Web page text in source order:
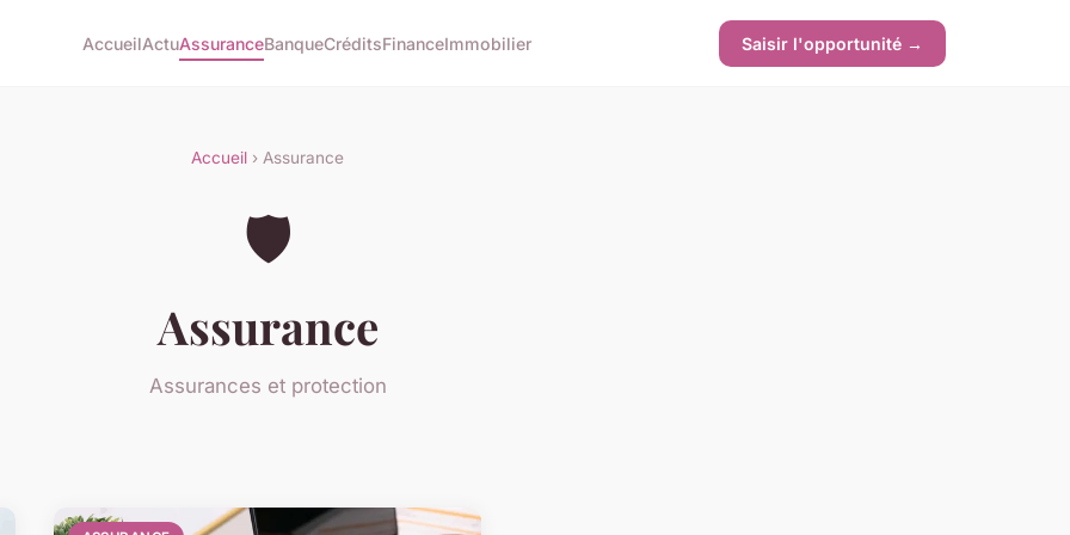
AccueilActuAssuranceBanqueCréditsFinanceImmobilier Saisir l'opportunité →
Accueil › Assurance
🛡️
Assurance
Assurances et protection